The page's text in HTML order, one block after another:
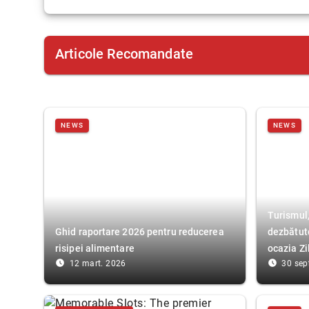
Articole Recomandate
NEWS
Ghid raportare 2026 pentru reducerea
risipei alimentare
access_time_filled 12 mart. 2026
NEWS
ocazia
access_time_filled 30